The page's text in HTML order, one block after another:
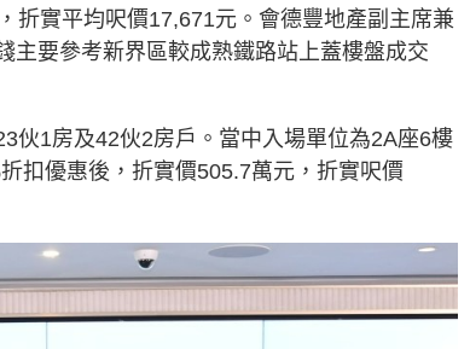
折實平均呎價17,671元。會德豐地產副主席兼
主要參考新界區較成熟鐵路站上蓋樓盤成交
伙1房及42伙2房戶。當中入場單位為2A座6樓
扣優惠後，折實價505.7萬元，折實呎價